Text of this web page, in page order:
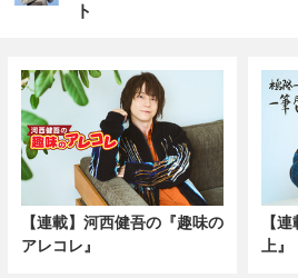
ト
【連載】河西健吾の『趣味の
アレコレ』
【
上』